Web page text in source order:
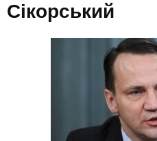
Сікорський